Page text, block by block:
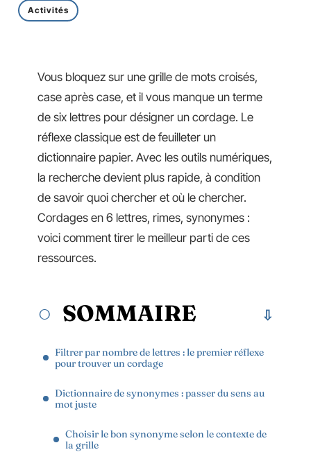
Activités
Vous bloquez sur une grille de mots croisés,
case après case, et il vous manque un terme
de six lettres pour désigner un cordage. Le
réflexe classique est de feuilleter un
dictionnaire papier. Avec les outils numériques,
la recherche devient plus rapide, à condition
de savoir quoi chercher et où le chercher.
Cordages en 6 lettres, rimes, synonymes :
voici comment tirer le meilleur parti de ces
ressources.
SOMMAIRE
Filtrer par nombre de lettres : le premier réflexe
pour trouver un cordage
Dictionnaire de synonymes : passer du sens au
mot juste
Choisir le bon synonyme selon le contexte de
la grille